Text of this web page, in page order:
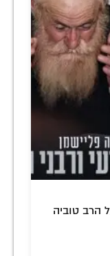
הרב טוביה